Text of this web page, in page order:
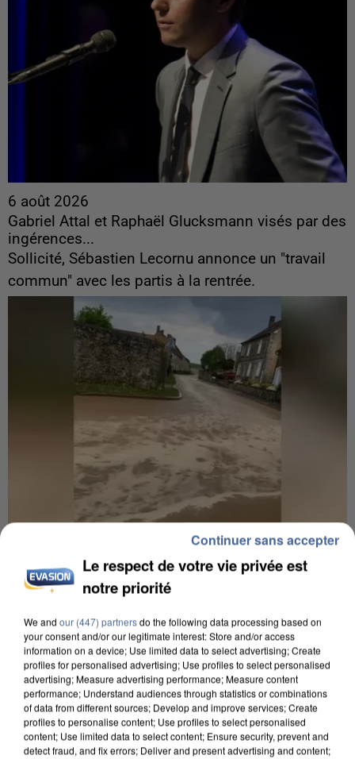
6 août 2026
Gabriel Attal et Raphaël Glucksmann visés par des
ingérences...
Sollicité, Sébastien Lecornu annonce un "travail
commun" avec les partis à la rentrée.
6 août 2026
Une touriste de l’Oise emportée par une coulée de
Son corps a été retrouvé à cinq kilomètres de là.
Le respect de votre vie privée est
notre priorité
We and our (447) partnersdo the following data processing based on
your consent and/or our legitimate interest: Store and/or access
information on a device; Use limited data to select advertising; Create
profiles for personalised advertising; Use profiles to select personalised
advertising; Measure advertising performance; Measure content
performance; Understand audiences through statistics or combinations
of data from different sources; Develop and improve services; Create
profiles to personalise content; Use profiles to select personalised
content; Use limited data to select content; Ensure security, prevent and
detect fraud, and fix errors; Deliver and present advertising and content;
Continuer sans accepter